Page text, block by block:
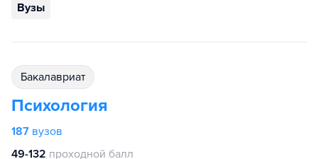
Вузы
бакалавриат
Психология
187 вузов
49-132 проходной балл